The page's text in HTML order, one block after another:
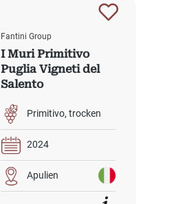
Fantini Group
I Muri Primitivo
Puglia Vigneti del
Salento
Primitivo trocken
2024
Apulien